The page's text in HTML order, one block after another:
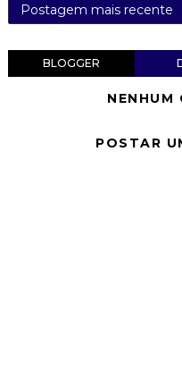
Postagem mais recente
BLOGGER
NENHUM
POSTAR